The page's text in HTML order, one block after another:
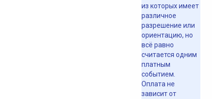
из которых имеет
различное
разрешение или
ориентацию, но
всё равно
считается одним
платным
событием.
Оплата не
зависит от